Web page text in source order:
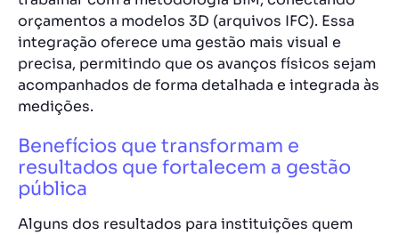
orçamentos a modelos 3D (arquivos IFC). Essa
integração oferece uma gestão mais visual e
precisa, permitindo que os avanços físicos sejam
acompanhados de forma detalhada e integrada às
medições.
Benefícios que transformam e
resultados que fortalecem a gestão
pública
Alguns dos resultados para instituições quem